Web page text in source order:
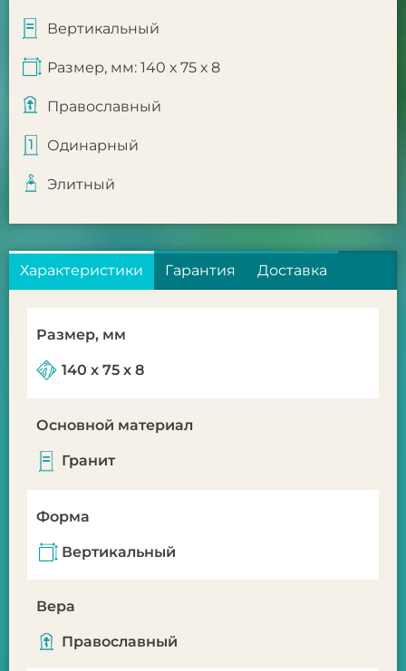
Вертикальный
Размер, мм: 140 х 75 х 8
Православный
Одинарный
Элитный
Характеристики Гарантия Доставка
Размер, мм
140 х 75 х 8
Основной материал
Гранит
Форма
Вертикальный
Вера
Православный